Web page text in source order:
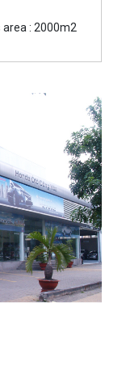
area : 2000m2